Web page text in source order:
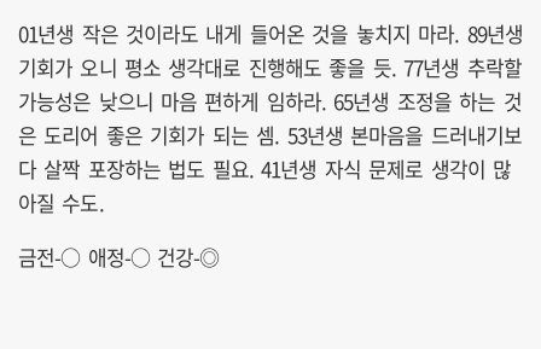
01년생 작은 것이라도 내게 들어온 것을 놓치지 마라. 89년생
기회가 오니 평소 생각대로 진행해도 좋을 듯. 77년생 추락할
가능성은 낮으니 마음 편하게 임하라. 65년생 조정을 하는 것
은 도리어 좋은 기회가 되는 셈. 53년생 본마음을 드러내기보
다 살짝 포장하는 법도 필요. 41년생 자식 문제로 생각이 많
아질 수도.
금전-○ 애정-○ 건강-◎